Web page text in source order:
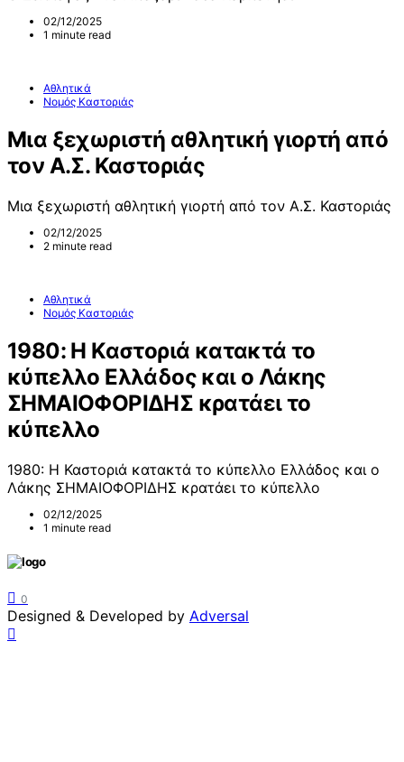
02/12/2025
1 minute read
Αθλητικά
Νομός Καστοριάς
Μια ξεχωριστή αθλητική γιορτή από
τον Α.Σ. Καστοριάς
Μια ξεχωριστή αθλητική γιορτή από τον Α.Σ. Καστοριάς
02/12/2025
2 minute read
Αθλητικά
Νομός Καστοριάς
1980: Η Καστοριά κατακτά το
κύπελλο Ελλάδος και ο Λάκης
ΣΗΜΑΙΟΦΟΡΙΔΗΣ κρατάει το
κύπελλο
1980: Η Καστοριά κατακτά το κύπελλο Ελλάδος και ο
Λάκης ΣΗΜΑΙΟΦΟΡΙΔΗΣ κρατάει το κύπελλο
02/12/2025
1 minute read
0
Designed & Developed by Adversal